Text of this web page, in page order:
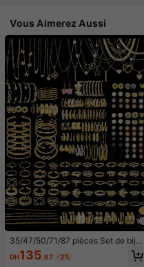
Vous Aimerez Aussi
35/47/50/71/87 pièces Set de bijou
x style bohème, comprenant des bo
ucles d'oreilles, colliers, bagues, br
DH135.67 -2%